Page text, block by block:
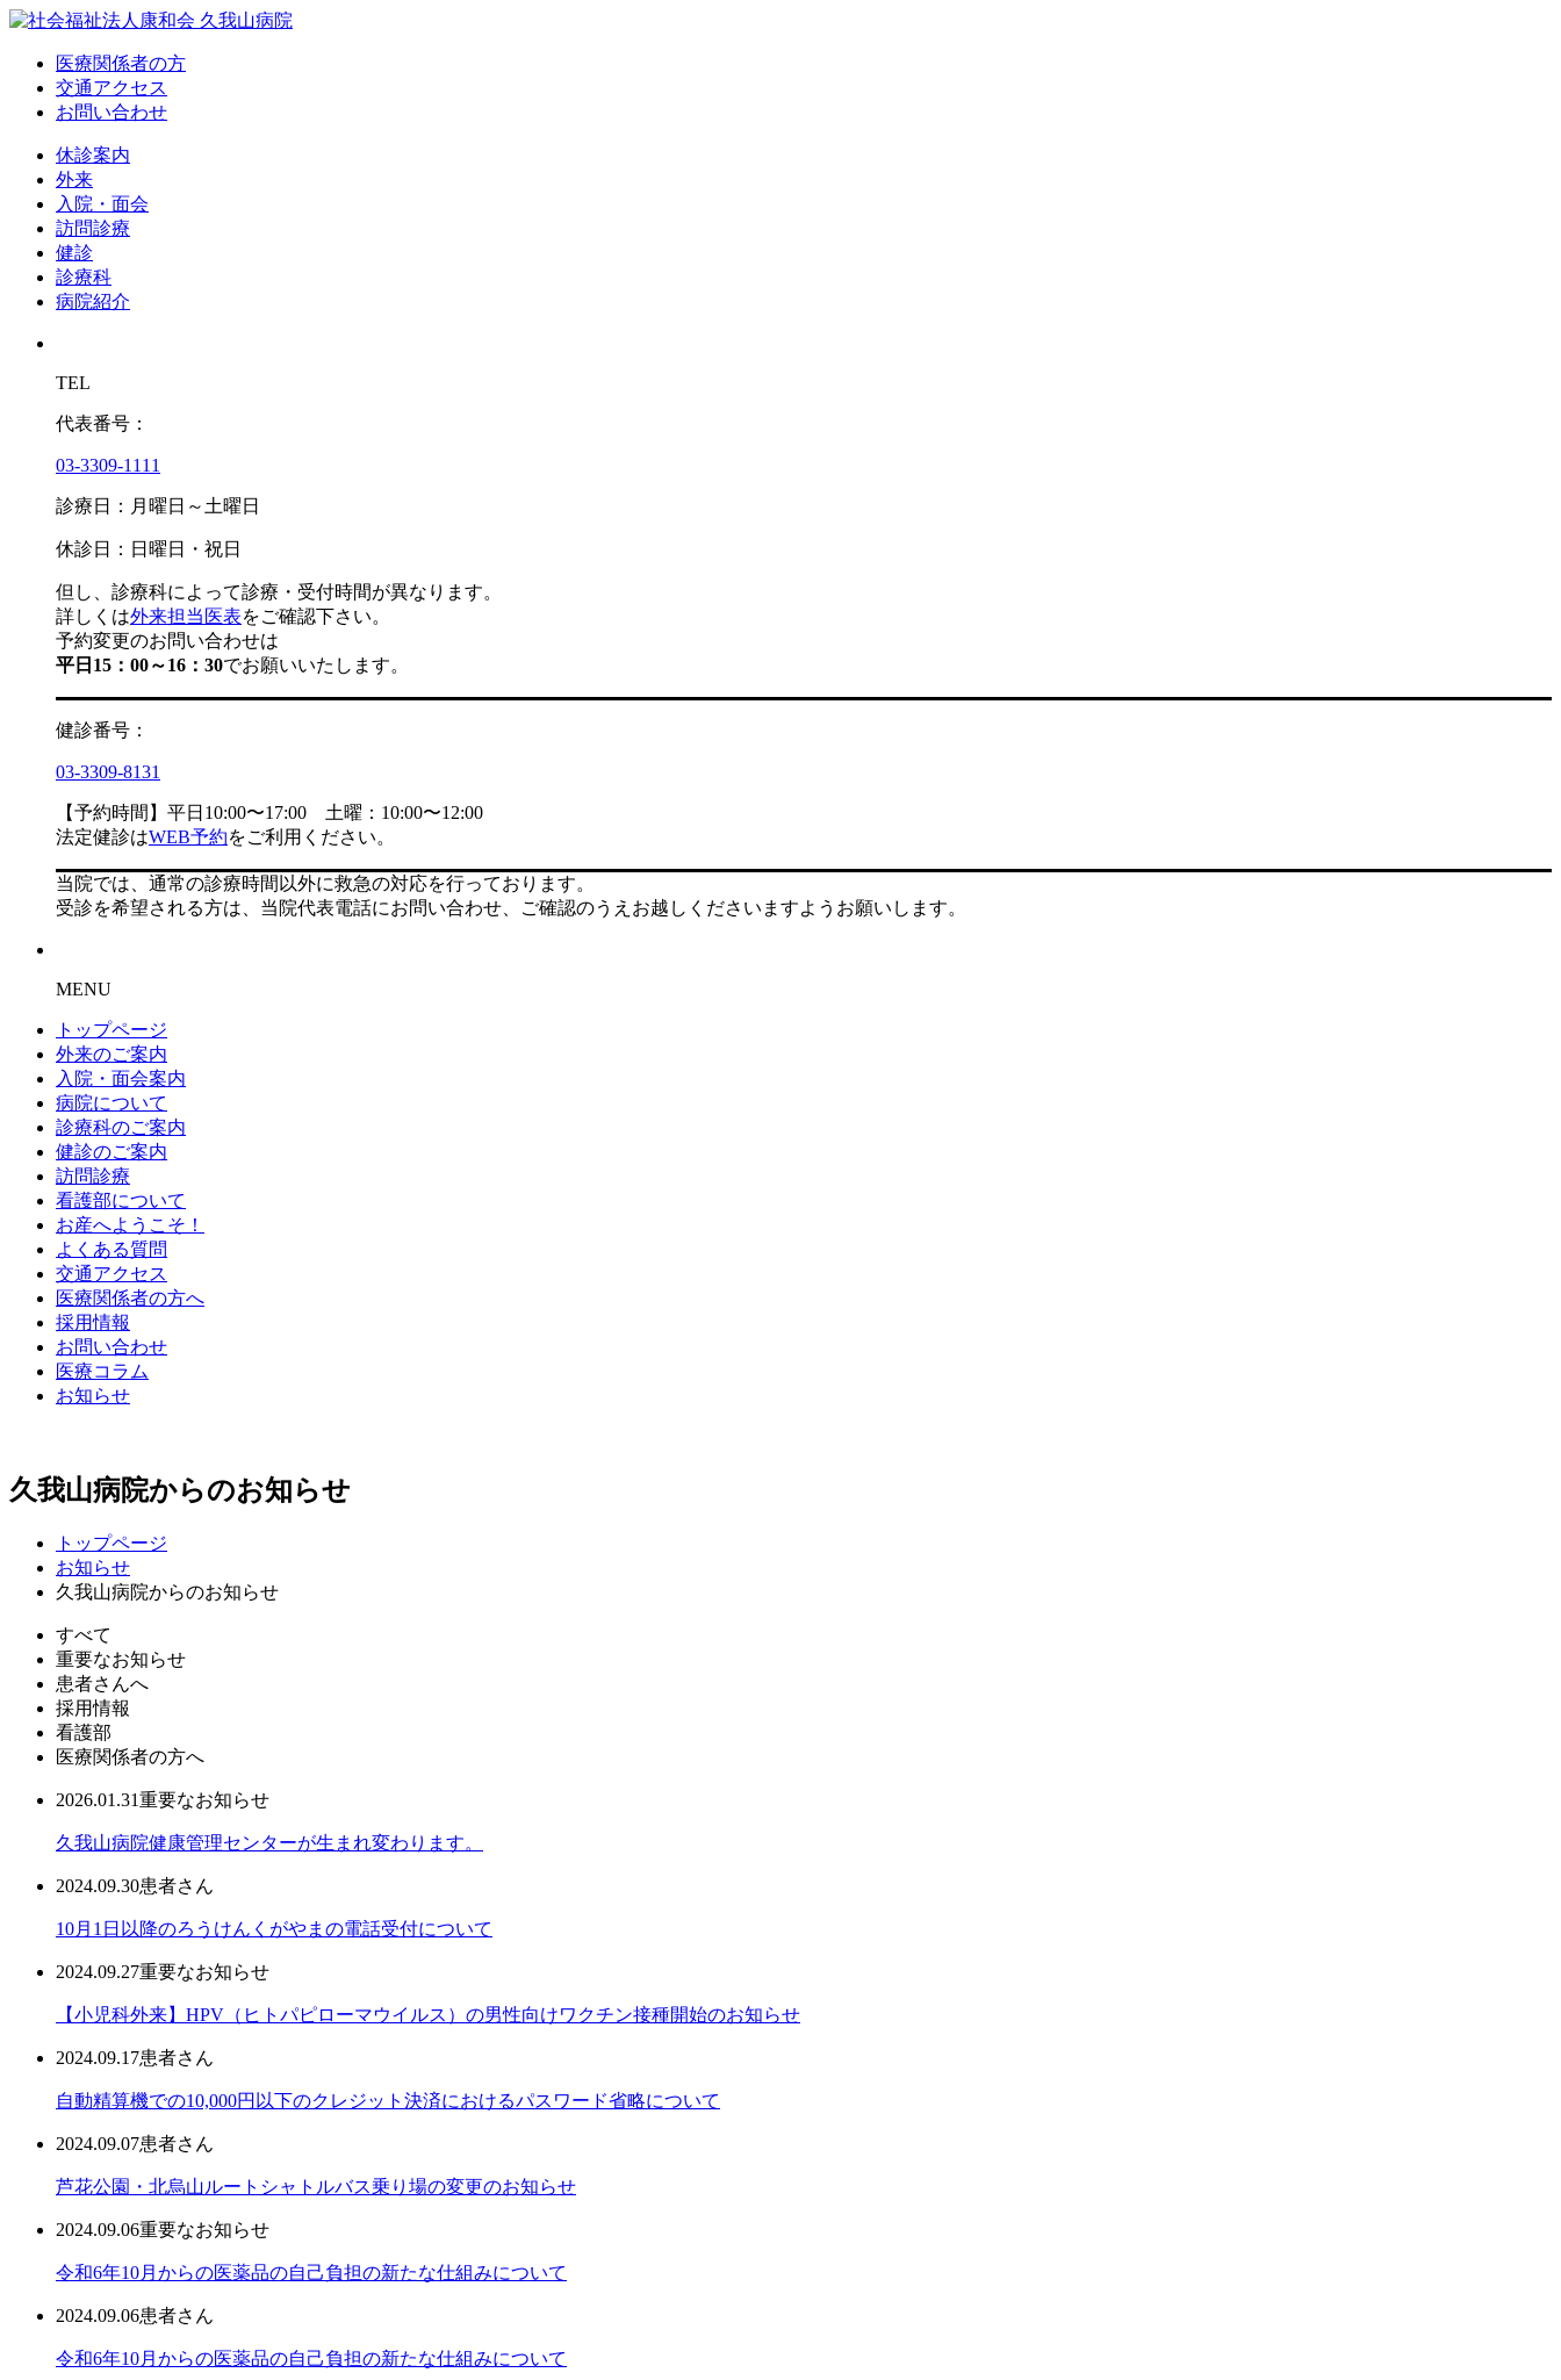
医療関係者の方
交通アクセス
お問い合わせ
休診案内
外来
入院・面会
訪問診療
健診
診療科
病院紹介
TEL
代表番号：
03-3309-1111
診療日：月曜日～土曜日
休診日：日曜日・祝日
但し、診療科によって診療・受付時間が異なります。
詳しくは外来担当医表をご確認下さい。
予約変更のお問い合わせは
平日15：00～16：30でお願いいたします。
健診番号：
03-3309-8131
【予約時間】平日10:00〜17:00 土曜：10:00〜12:00
法定健診はWEB予約をご利用ください。
当院では、通常の診療時間以外に救急の対応を行っております。
受診を希望される方は、当院代表電話にお問い合わせ、ご確認のうえお越しくださいますようお願いします。
MENU
トップページ
外来のご案内
入院・面会案内
病院について
診療科のご案内
健診のご案内
訪問診療
看護部について
お産へようこそ！
よくある質問
交通アクセス
医療関係者の方へ
採用情報
お問い合わせ
医療コラム
お知らせ
久我山病院からのお知らせ
トップページ
お知らせ
久我山病院からのお知らせ
すべて
重要なお知らせ
患者さんへ
採用情報
看護部
医療関係者の方へ
2026.01.31重要なお知らせ
久我山病院健康管理センターが生まれ変わります。
2024.09.30患者さん
10月1日以降のろうけんくがやまの電話受付について
2024.09.27重要なお知らせ
【小児科外来】HPV（ヒトパピローマウイルス）の男性向けワクチン接種開始のお知らせ
2024.09.17患者さん
自動精算機での10,000円以下のクレジット決済におけるパスワード省略について
2024.09.07患者さん
芦花公園・北烏山ルートシャトルバス乗り場の変更のお知らせ
2024.09.06重要なお知らせ
令和6年10月からの医薬品の自己負担の新たな仕組みについて
2024.09.06患者さん
令和6年10月からの医薬品の自己負担の新たな仕組みについて